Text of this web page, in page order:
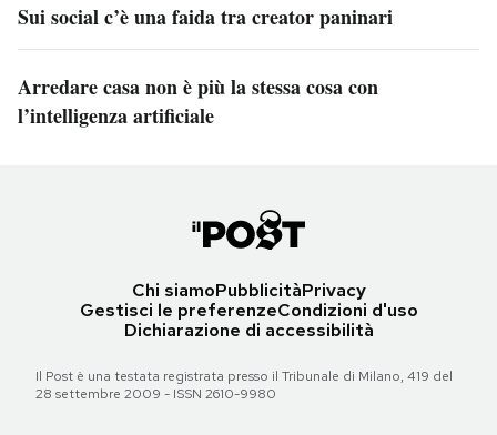
Sui social c’è una faida tra creator paninari
Arredare casa non è più la stessa cosa con
l’intelligenza artificiale
Chi siamoPubblicitàPrivacy
Gestisci le preferenzeCondizioni d'uso
Dichiarazione di accessibilità
Il Post è una testata registrata presso il Tribunale di Milano, 419 del
28 settembre 2009 - ISSN 2610-9980